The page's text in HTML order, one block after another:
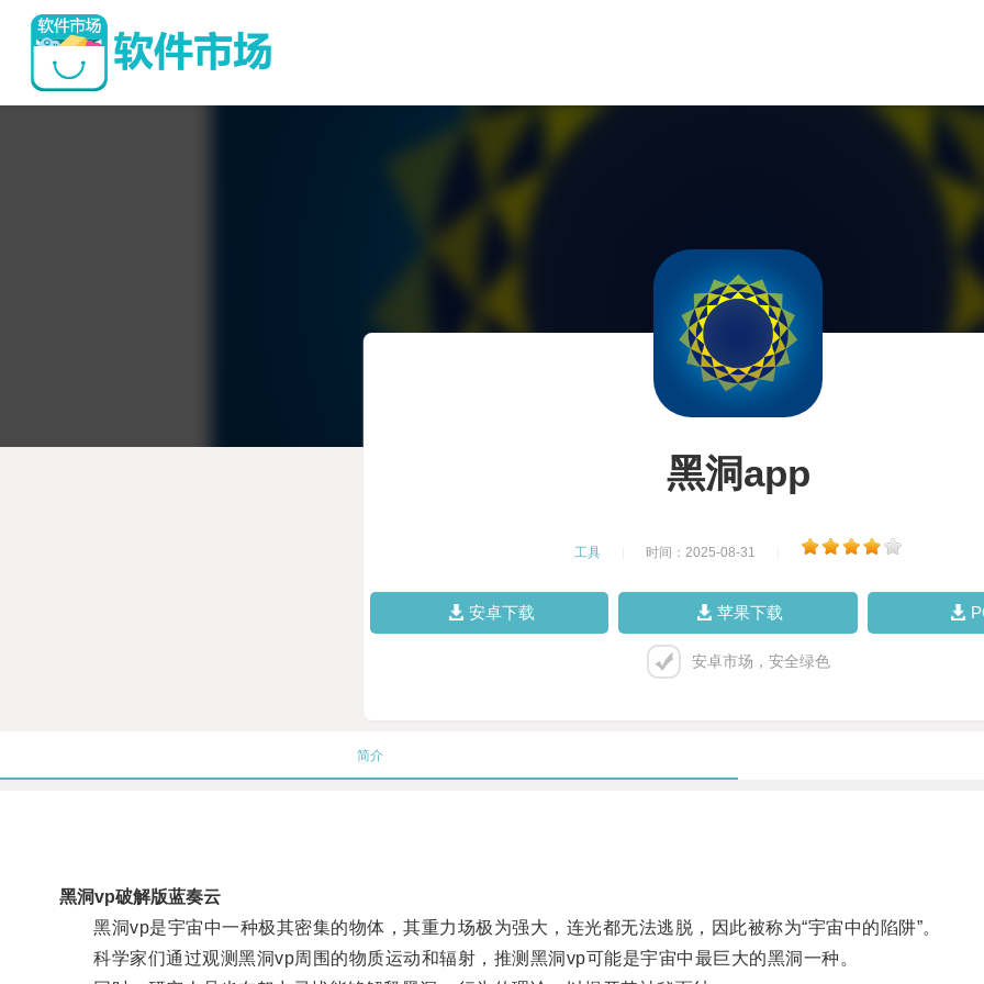
黑洞app
工具 时间：2025-08-31
安卓下载 苹果下载
安卓市场，安全绿色
简介
黑洞vp破解版蓝奏云
黑洞vp是宇宙中一种极其密集的物体，其重力场极为强大，连光都无法逃脱，因此被称为“宇宙中的陷阱”。
科学家们通过观测黑洞vp周围的物质运动和辐射，推测黑洞vp可能是宇宙中最巨大的黑洞一种。